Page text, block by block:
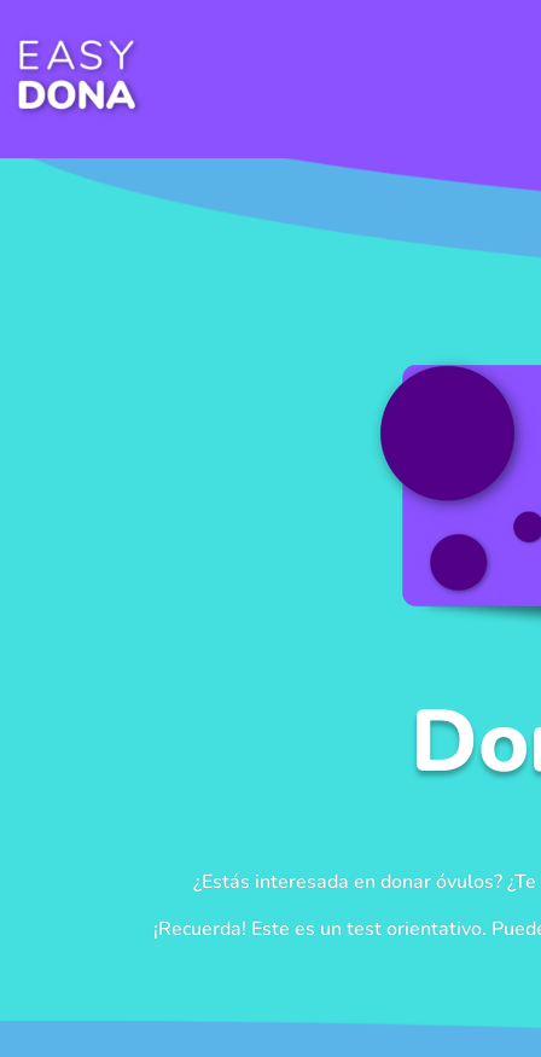
¿Estás interesada en donar óvulos?
¡Recuerda! Este es un test orientativo.